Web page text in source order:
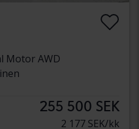
Motor AWD
255 500 SEK
2 177 SEK/kk